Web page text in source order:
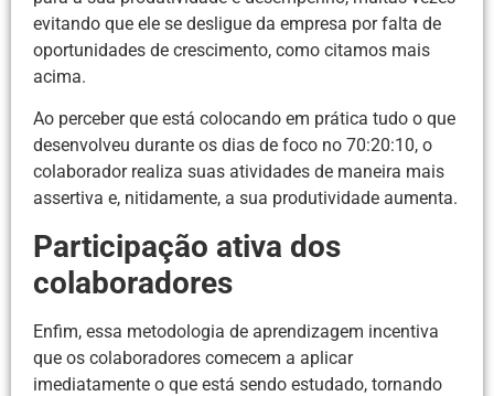
evitando que ele se desligue da empresa por falta de
oportunidades de crescimento, como citamos mais
acima.
Ao perceber que está colocando em prática tudo o que
desenvolveu durante os dias de foco no 70:20:10, o
colaborador realiza suas atividades de maneira mais
assertiva e, nitidamente, a sua produtividade aumenta.
Participação ativa dos
colaboradores
Enfim, essa metodologia de aprendizagem incentiva
que os colaboradores comecem a aplicar
imediatamente o que está sendo estudado, tornando